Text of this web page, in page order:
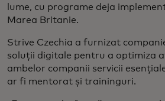
lume, cu programe deja
Marea Britanie.
Strive Czechia a furnizat
soluții digitale pentru a optimiza
ambelor companii servicii
ar fi mentorat și traininguri.